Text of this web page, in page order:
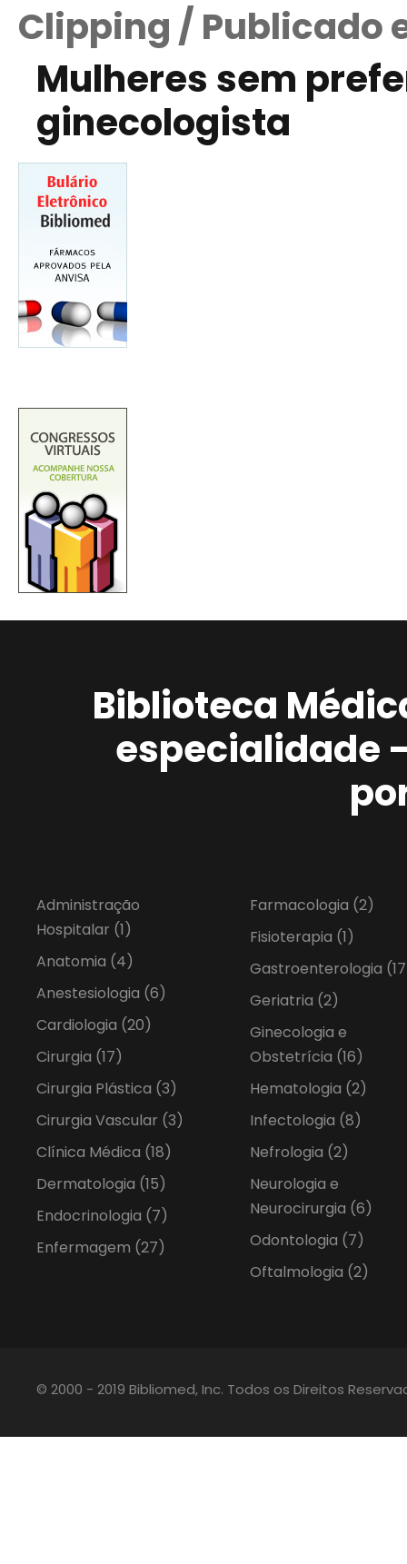
Clipping / Publicado
Mulheres sem
ginecologista
Biblioteca
especialidade
Administração
Hospitalar (1)
Anatomia (4)
Anestesiologia (6)
Cardiologia (20)
Cirurgia (17)
Cirurgia Plástica (3)
Cirurgia Vascular (3)
Clínica Médica (18)
Dermatologia (15)
Endocrinologia (7)
Enfermagem (27)
Farmacologia (2)
Fisioterapia (1)
Gastroenterologia
Geriatria (2)
Ginecologia e
Obstetrícia (16)
Hematologia (2)
Infectologia (8)
Nefrologia (2)
Neurologia e
Neurocirurgia (6)
Odontologia (7)
Oftalmologia (2)
© 2000 - 2019 Bibliomed, Inc. Todos os Direitos